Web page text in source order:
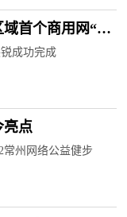
首个商用网“轻
成功完成
亮点
常州网络公益健步